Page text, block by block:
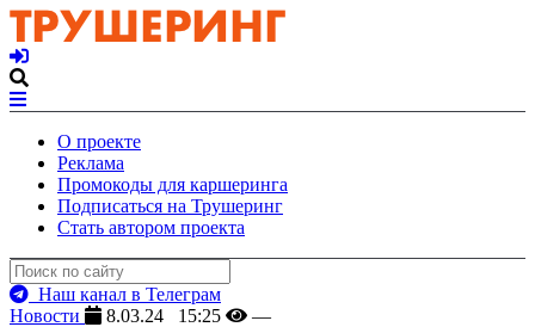
О проекте
Реклама
Промокоды для каршеринга
Подписаться на Трушеринг
Стать автором проекта
Наш канал в Телеграм
Новости
8.03.24 15:25 —